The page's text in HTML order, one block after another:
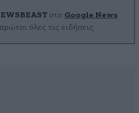
στο Google News
όλες τις ειδήσεις